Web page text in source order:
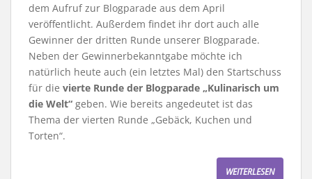
dem Aufruf zur Blogparade aus dem April
veröffentlicht. Außerdem findet ihr dort auch alle
Gewinner der dritten Runde unserer Blogparade.
Neben der Gewinnerbekanntgabe möchte ich
natürlich heute auch (ein letztes Mal) den Startschuss
für die vierte Runde der Blogparade „Kulinarisch um
die Welt“ geben. Wie bereits angedeutet ist das
Thema der vierten Runde „Gebäck, Kuchen und
Torten“.
WEITERLESEN